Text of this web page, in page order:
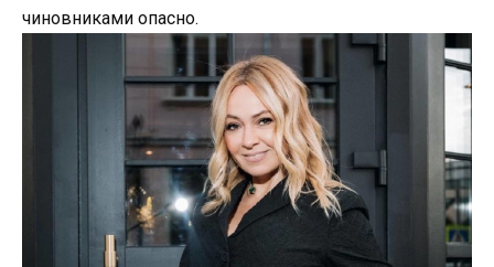
чиновниками опасно.